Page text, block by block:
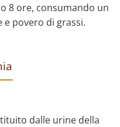
8 ore, consumando un
povero di grassi.
dalle urine della